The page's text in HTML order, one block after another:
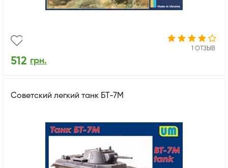
1 ОТЗЫВ
512 грн.
Советский легкий танк БТ-7М